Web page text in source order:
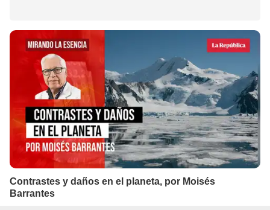
Contrastes y daños en el planeta, por Moisés
Barrantes